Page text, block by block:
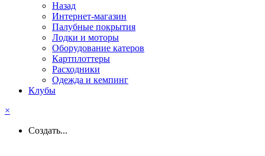
Назад
Интернет-магазин
Палубные покрытия
Лодки и моторы
Оборудование катеров
Картплоттеры
Расходники
Одежда и кемпинг
Клубы
×
Создать...